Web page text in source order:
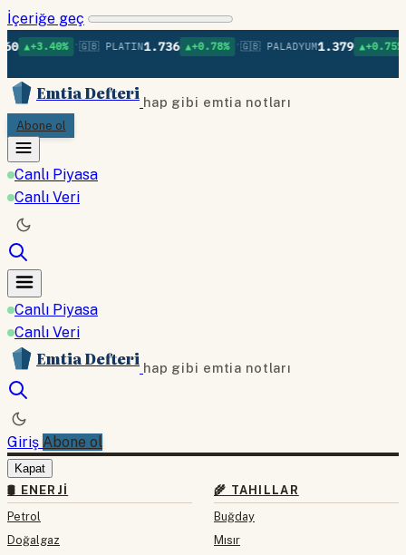
İçeriğe geç
• 🇬🇧 PLATIN1.736 ▲+0.78% • 🇬🇧 PALADYUM1.379 ▲+0.75% • 🇬🇧
Emtia Defteri hap gibi emtia notları
Abone ol
Canlı Piyasa
Canlı Veri
Canlı Piyasa
Canlı Veri
Emtia Defteri hap gibi emtia notları
Giriş Abone ol
Kapat
🛢 ENERJI
Petrol
Doğalgaz
🌾 TAHILLAR
Buğday
Mısır